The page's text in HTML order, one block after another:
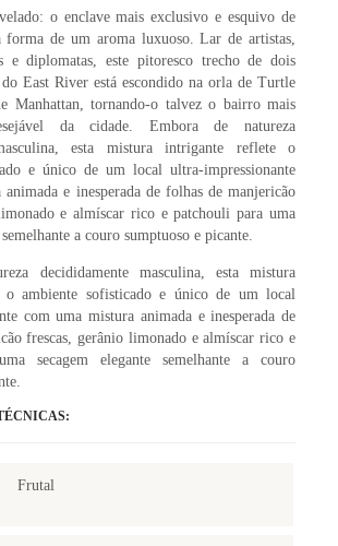
o enclave mais exclusivo e esquivo de
forma de um aroma luxuoso. Lar de artistas,
e diplomatas, este pitoresco trecho de dois
East River está escondido na orla de Turtle
Manhattan, tornando-o talvez o bairro mais
da cidade. Embora de natureza
esta mistura intrigante reflete o
e único de um local ultra-impressionante
e inesperada de folhas de manjericão
e almíscar rico e patchouli para uma
a couro sumptuoso e picante.
decididamente masculina, esta mistura
o ambiente sofisticado e único de um local
com uma mistura animada e inesperada de
frescas, gerânio limonado e almíscar rico e
secagem elegante semelhante a couro
Frutal